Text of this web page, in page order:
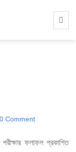
0 Comment
ফলাফল প্রকাশিত